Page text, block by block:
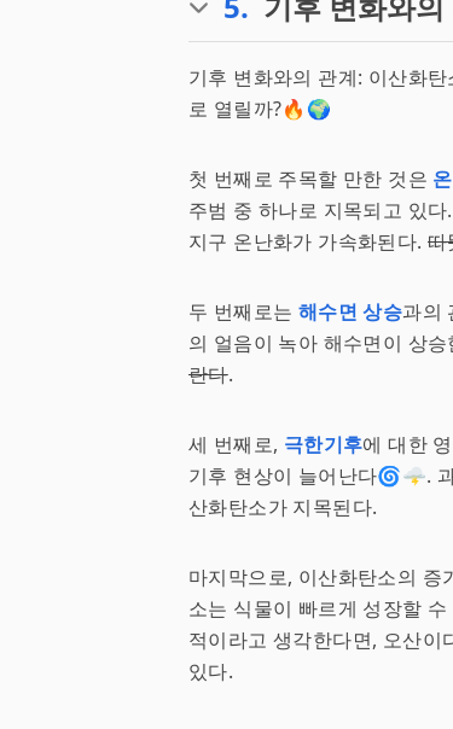
기후 변화와의 관계: 이산화
로 열릴까?🔥🌍
첫 번째로 주목할 만한 것은
주범 중 하나로 지목되고 있
지구 온난화가 가속화된다.따
두 번째로는 해수면 상승과의
의 얼음이 녹아 해수면이 상
란다.
세 번째로, 극한기후에 대한
기후 현상이 늘어난다🌀🌩️.
산화탄소가 지목된다.
마지막으로, 이산화탄소의 증
소는 식물이 빠르게 성장할
적이라고 생각한다면, 오산이
있다.